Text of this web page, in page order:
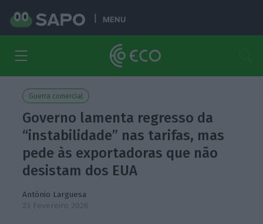
MENU
Guerra comercial
Governo lamenta regresso da
“instabilidade” nas tarifas, mas
pede às exportadoras que não
desistam dos EUA
António Larguesa
23 Fevereiro 2026